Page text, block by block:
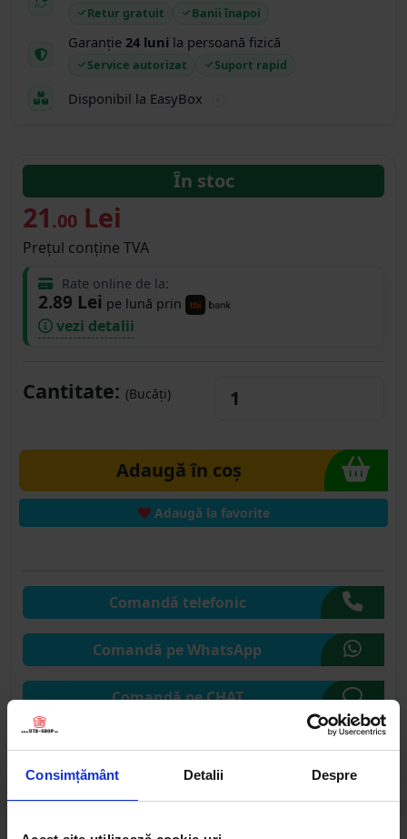
Consimțământ Detalii Despre
Retur gratuit Banii înapoi
Garanție 24 luni la persoană fizică
Service autorizat Suport rapid
Disponibil la EasyBox
În stoc
21.00 Lei
Prețul conține TVA
Rate online de la:
2.89 Lei pe lună prin
vezi detalii
Cantitate: (Bucăți)
Adaugă în coș
Adaugă la favorite
Comandă telefonic
Comandă pe WhatsApp
Comandă pe CHAT